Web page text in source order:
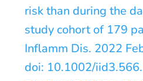
risk than during the
study cohort of 179
Inflamm Dis. 2022
doi: 10.1002/